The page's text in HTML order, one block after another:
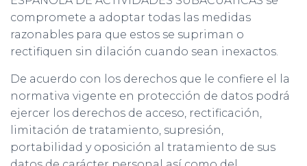
compromete a adoptar todas las medidas
razonables para que estos se supriman o
rectifiquen sin dilación cuando sean inexactos.
De acuerdo con los derechos que le confiere el la
normativa vigente en protección de datos podrá
ejercer los derechos de acceso, rectificación,
limitación de tratamiento, supresión,
portabilidad y oposición al tratamiento de sus